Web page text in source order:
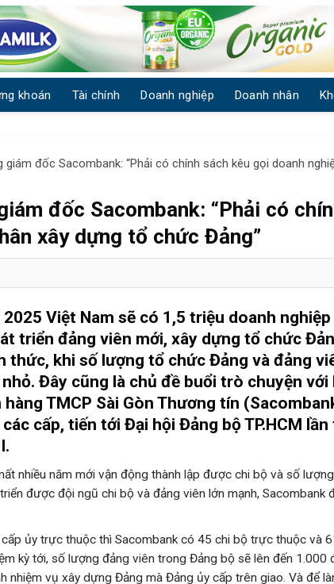
khoán Tài chính Doanh nghiệp Doanh nhân
giám đốc Sacombank: “Phải có chính sách kêu gọi doanh
đốc Sacombank: “Phải có
xây dựng tổ chức Đảng”
Việt Nam sẽ có 1,5 triệu doanh nghiệp
triển đảng viên mới, xây dựng tổ chức
khi số lượng tổ chức Đảng và đảng
Đây cũng là chủ đề buổi trò chuyện với
TMCP Sài Gòn Thương tín
cấp, tiến tới Đại hội Đảng bộ TP.HCM
nhiều năm mới vận động thành lập được chi bộ và số lượng
được đội ngũ chi bộ và đảng viên lớn mạnh, Sacombank
ủy trực thuộc thì Sacombank có 45 chi bộ trực thuộc và
kỳ tới, số lượng đảng viên trong Đảng bộ sẽ lên đến 1.000
vụ xây dựng Đảng mà Đảng ủy cấp trên giao. Và để